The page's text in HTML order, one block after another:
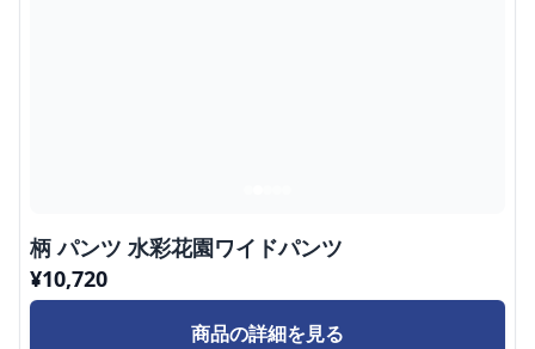
柄 パンツ 水彩花園ワイドパンツ
¥10,720
商品の詳細を見る